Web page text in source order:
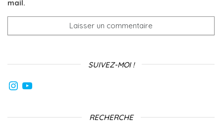
mail.
SUIVEZ-MOI !
Instagram
YouTube
RECHERCHE